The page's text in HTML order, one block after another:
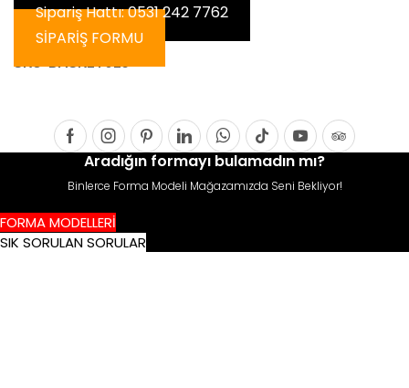
Sipariş Hattı: 0531 242 7762
SİPARİŞ FORMU
SKU:BASKET025
FacebookInstagram
PinterestLinkedinWhatsapp
Tik-
tok
Youtube
Aradığın formayı bulamadın mı?
Binlerce Forma Modeli Mağazamızda Seni Bekliyor!
FORMA MODELLERİ
SIK SORULAN SORULAR